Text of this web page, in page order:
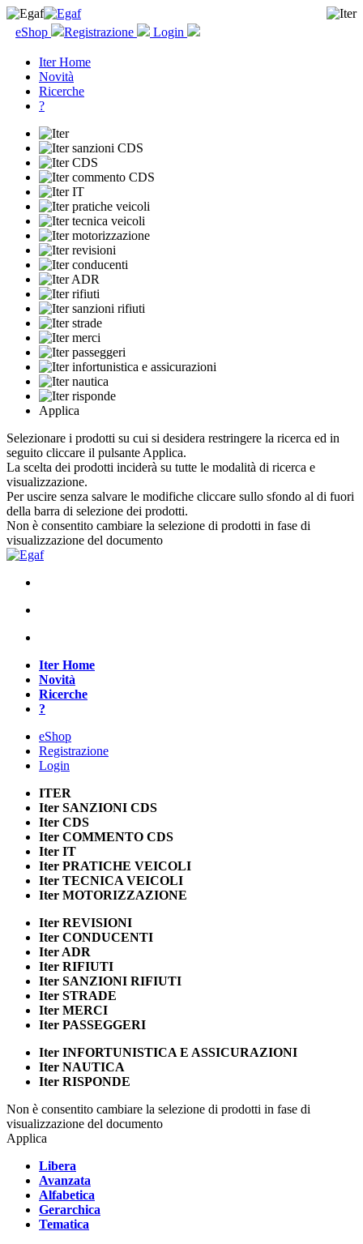
eShop Registrazione Login
Iter Home
Novità
Ricerche
?
Applica
Selezionare i prodotti su cui si desidera restringere la ricerca ed in
seguito cliccare il pulsante Applica.
La scelta dei prodotti inciderà su tutte le modalità di ricerca e
visualizzazione.
Per uscire senza salvare le modifiche cliccare sullo sfondo al di fuori
della barra di selezione dei prodotti.
Non è consentito cambiare la selezione di prodotti in fase di
visualizzazione del documento
Iter Home
Novità
Ricerche
?
eShop
Registrazione
Login
ITER
Iter SANZIONI CDS
Iter CDS
Iter COMMENTO CDS
Iter IT
Iter PRATICHE VEICOLI
Iter TECNICA VEICOLI
Iter MOTORIZZAZIONE
Iter REVISIONI
Iter CONDUCENTI
Iter ADR
Iter RIFIUTI
Iter SANZIONI RIFIUTI
Iter STRADE
Iter MERCI
Iter PASSEGGERI
Iter INFORTUNISTICA E ASSICURAZIONI
Iter NAUTICA
Iter RISPONDE
Non è consentito cambiare la selezione di prodotti in fase di
visualizzazione del documento
Applica
Libera
Avanzata
Alfabetica
Gerarchica
Tematica